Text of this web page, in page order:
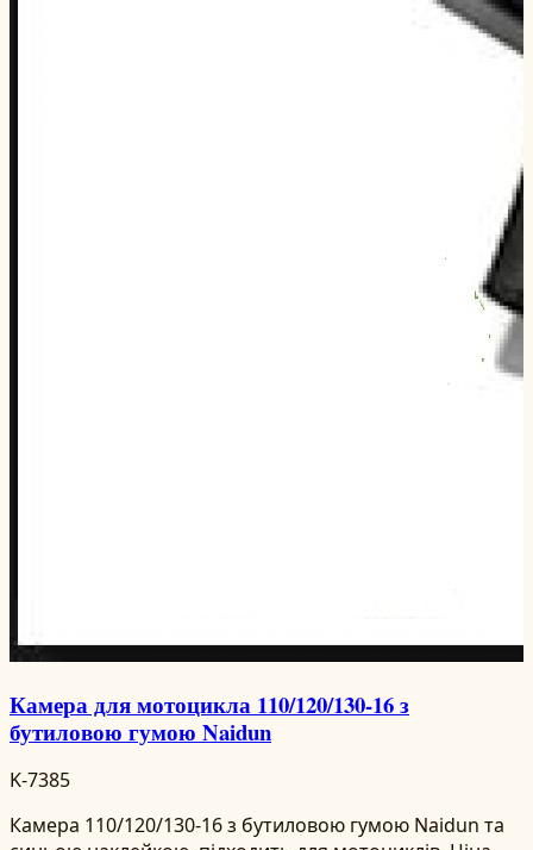
Камера для мотоцикла 110/120/130-16 з
бутиловою гумою Naidun
K-7385
Камера 110/120/130-16 з бутиловою гумою Naidun та